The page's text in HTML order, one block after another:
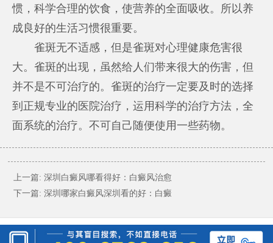
惯，科学合理的饮食，使营养的全面吸收。所以养
成良好的生活习惯很重要。
雀斑无不适感，但是雀斑对心理健康危害很
大。雀斑的出现，虽然给人们带来很大的伤害，但
并不是不可治疗的。雀斑的治疗一定要及时的选择
到正规专业的医院治疗，运用科学的治疗方法，全
面系统的治疗。不可自己随便使用一些药物。
上一篇: 深圳白癜风哪看得好：白癜风治愈
下一篇: 深圳哪家白癜风深圳看的好：白癜